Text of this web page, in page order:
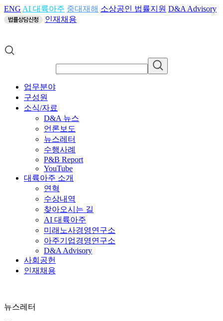
ENG AI 대륙아주 중대재해 소상공인 법률지원 D&A Advisory
인재채용
업무분야
구성원
소식/자료
D&A 뉴스
언론보도
뉴스레터
수행사례
P&B Report
YouTube
대륙아주 소개
연혁
수상내역
찾아오시는 길
AI 대륙아주
미래노사경영연구소
아주기업경영연구소
D&A Advisory
사회공헌
인재채용
뉴스레터